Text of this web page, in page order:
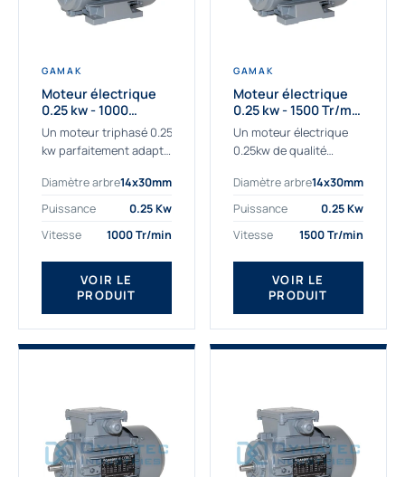
GAMAK
Moteur électrique
0.25 kw - 1000
Tr/min - 230/400V -
IE2
Un moteur triphasé 0.25
kw parfaitement adapté
sévères. Notre
important stock de
permet de livrer
rapidement tous types
de moteurs.
Ce moteur...
Diamètre arbre14x30mm
Puissance
0.25 Kw
Vitesse
1000 Tr/min
VOIR LE
PRODUIT
GAMAK
Moteur électrique
0.25 kw - 1500 Tr/min
- 230/400V - IE2
Un moteur électrique
0.25kw de qualité
professionnels. Notre
gamme de moteurs
sélectionné pour la très
haute...
Diamètre arbre14x30mm
Puissance
0.25 Kw
Vitesse
1500 Tr/min
VOIR LE
PRODUIT